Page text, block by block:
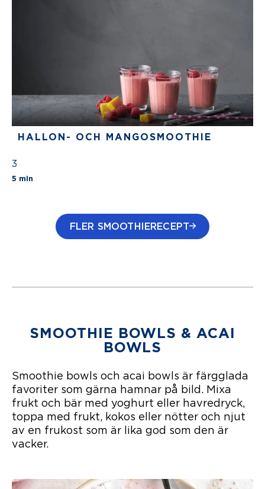
H
MEL
ON
5 min
The average star rating for this recipe
There are no review for this
5 minThe average star
HALLON- OCH MANGOSMOOTHIE
3
5 min
FLER SMOOTHIERECEPT
SMOOTHIE BOWLS & ACAI
BOWLS
Smoothie bowls och acai bowls är färgglada
favoriter som gärna hamnar på bild. Mixa
frukt och bär med yoghurt eller havredryck,
toppa med frukt, kokos eller nötter och njut
av en frukost som är lika god som den är
vacker.